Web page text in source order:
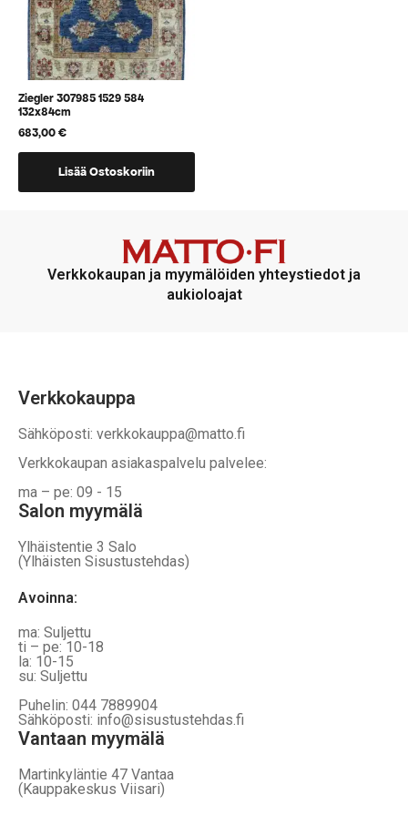
Ziegler 307985 1529 584
132x84cm
683,00€
Lisää Ostoskoriin
Verkkokaupan ja myymälöiden yhteystiedot ja
aukioloajat
Verkkokauppa
Sähköposti: verkkokauppa@matto.fi
Verkkokaupan asiakaspalvelu palvelee:
ma – pe: 09 - 15
Salon myymälä
Ylhäistentie 3 Salo
(Ylhäisten Sisustustehdas)
Avoinna:
ma: Suljettu
ti – pe: 10-18
la: 10-15
su: Suljettu
Puhelin: 044 7889904
Sähköposti: info@sisustustehdas.fi
Vantaan myymälä
Martinkyläntie 47 Vantaa
(Kauppakeskus Viisari)